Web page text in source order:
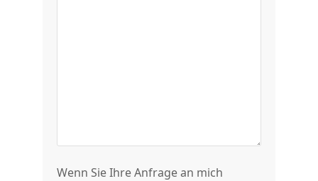
Wenn Sie Ihre Anfrage an mich